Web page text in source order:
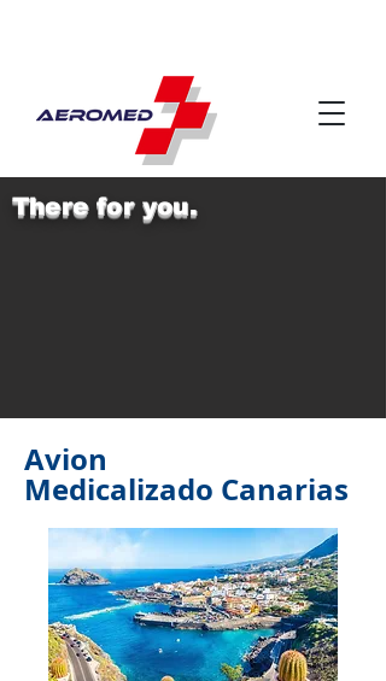
There for you.
Avion
Medicalizado Canarias